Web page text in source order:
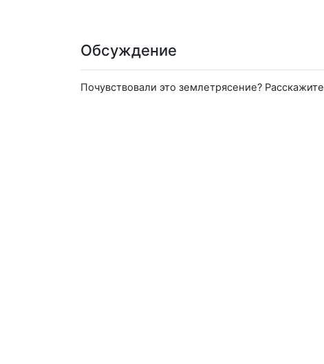
Обсуждение
Почувствовали это землетрясение?